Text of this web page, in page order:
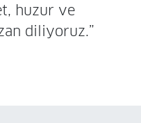
huzur ve
diliyoruz.”